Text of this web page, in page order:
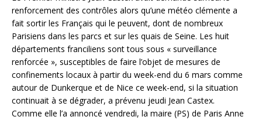
renforcement des contrôles alors qu’une météo clémente a
fait sortir les Français qui le peuvent, dont de nombreux
Parisiens dans les parcs et sur les quais de Seine. Les huit
départements franciliens sont tous sous « surveillance
renforcée », susceptibles de faire l’objet de mesures de
confinements locaux à partir du week-end du 6 mars comme
autour de Dunkerque et de Nice ce week-end, si la situation
continuait à se dégrader, a prévenu jeudi Jean Castex.
Comme elle l’a annoncé vendredi, la maire (PS) de Paris Anne